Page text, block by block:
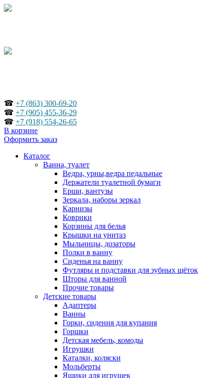
☎ +7 (863) 300-69-20
☎ +7 (905) 455-36-29
☎ +7 (918) 554-26-65
В корзине
Оформить заказ
Каталог
Ванна, туалет
Ведра, урны,ведра педальные
Держатели туалетной бумаги
Ерши, вантузы
Зеркала, наборы зеркал
Карнизы
Коврики
Корзины для белья
Крышки на унитаз
Мыльницы, дозаторы
Полки в ванну
Сиденья на ванну
Футляры и подставки для зубных щёток
Шторы для ванной
Прочие товары
Детские товары
Адаптеры
Ванны
Горки, сидения для купания
Горшки
Детская мебель, комоды
Игрушки
Каталки, коляски
Мольберты
Ящики для игрушек